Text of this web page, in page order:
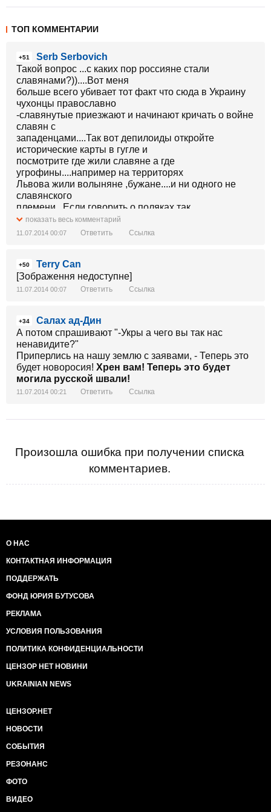
ТОП КОММЕНТАРИИ
+51
Serb Serbovich
Такой вопрос ...с каких пор россияне стали
славянами?))....Вот меня
больше всего убивает тот факт что сюда в Украину
чухонцы православно
-славянутые приезжают и начинают кричать о войне
славян с
западенцами....Так вот депилоиды откройте
исторические карты в гугле и
посмотрите где жили славяне а где
угрофины....например на территорях
Львова жили волыняне ,бужане....и ни одного не
славянского
племени...Если говорить о поляках так
поляки(Поланд)-это поланци-по
-лан-ци по-поллям-эти-это тоже славяне....
показать весь комментарий
11.07.2014 00:07 Ответить Ссылка
+50
Terry Can
[Зображення недоступне]
11.07.2014 00:07 Ответить Ссылка
+34
Салах ад-Дин
А потом спрашивают "-Укры а чего вы так нас
ненавидите?"
Приперлись на нашу землю с заявами, - Теперь это
будет новоросия! Хрен вам! Теперь это будет
могила русской швали!
11.07.2014 00:21 Ответить Ссылка
Произошла ошибка при получении списка
комментариев.
О НАС
КОНТАКТНАЯ ИНФОРМАЦИЯ
ПОДДЕРЖАТЬ
ФОНД ЮРИЯ БУТУСОВА
РЕКЛАМА
УСЛОВИЯ ПОЛЬЗОВАНИЯ
ПОЛИТИКА КОНФИДЕНЦИАЛЬНОСТИ
ЦЕНЗОР НЕТ НОВИНИ
UKRAINIAN NEWS
ЦЕНЗОР.НЕТ
НОВОСТИ
СОБЫТИЯ
РЕЗОНАНС
ФОТО
ВИДЕО